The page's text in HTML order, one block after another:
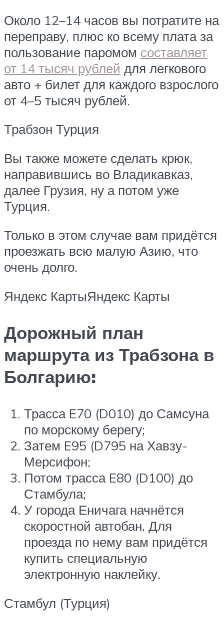
Около 12–14 часов вы потратите на
переправу, плюс ко всему плата за
пользование паромом составляет
от 14 тысяч рублей для легкового
авто + билет для каждого взрослого
от 4–5 тысяч рублей.
Трабзон Турция
Вы также можете сделать крюк,
направившись во Владикавказ,
далее Грузия, ну а потом уже
Турция.
Только в этом случае вам придётся
проезжать всю малую Азию, что
очень долго.
Яндекс КартыЯндекс Карты
Дорожный план
маршрута из Трабзона в
Болгарию:
Трасса E70 (D010) до Самсуна
по морскому берегу;
Затем E95 (D795 на Хавзу-
Мерсифон;
Потом трасса E80 (D100) до
Стамбула;
У города Еничага начнётся
скоростной автобан. Для
проезда по нему вам придётся
купить специальную
электронную наклейку.
Стамбул (Турция)